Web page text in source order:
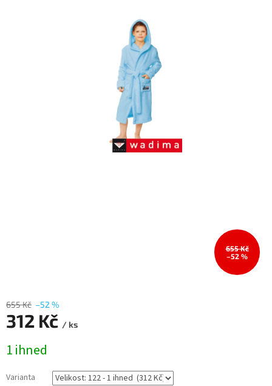
655 Kč
–52 %
655 Kč –52 %
312 Kč / ks
cena:
1 ihned
Varianta